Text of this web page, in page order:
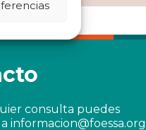
consulta puedes
informacion@foessa.org